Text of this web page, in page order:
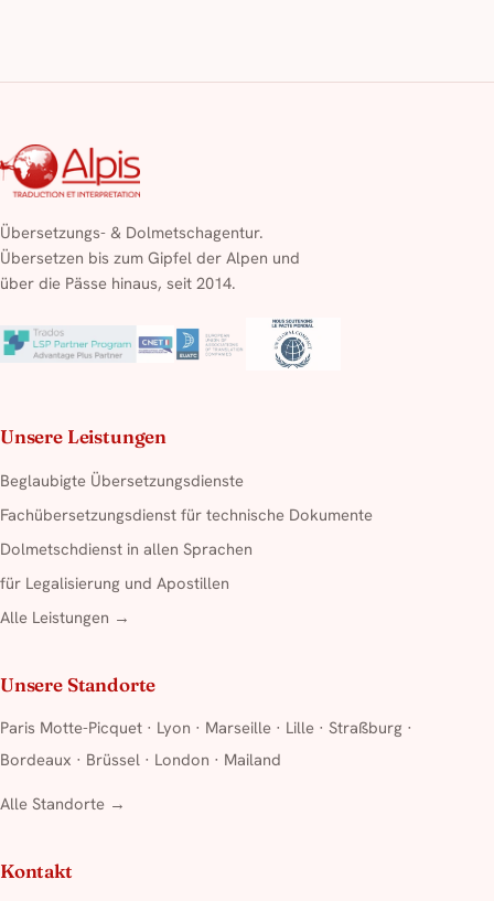
Übersetzungs- & Dolmetschagentur.
Übersetzen bis zum Gipfel der Alpen und
über die Pässe hinaus, seit 2014.
Unsere Leistungen
Beglaubigte Übersetzungsdienste
Fachübersetzungsdienst für technische Dokumente
Dolmetschdienst in allen Sprachen
für Legalisierung und Apostillen
Alle Leistungen →
Unsere Standorte
Paris Motte-Picquet · Lyon · Marseille · Lille · Straßburg ·
Bordeaux · Brüssel · London · Mailand
Alle Standorte →
Kontakt